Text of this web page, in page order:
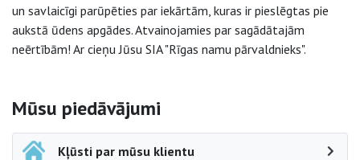
un savlaicīgi parūpēties par iekārtām, kuras ir pieslēgtas pie
aukstā ūdens apgādes. Atvainojamies par sagādātajām
neērtībām! Ar cieņu Jūsu SIA "Rīgas namu pārvaldnieks".
Sāna navigācija
Mūsu piedāvājumi
Kļūsti par mūsu klientu